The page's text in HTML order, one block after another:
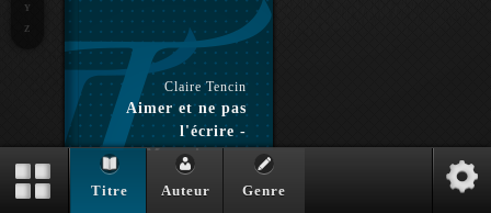
Claire Tencin
Aimer et ne pas
l'écrire -
Montaigne et
Roman
Y
Z
Titre Auteur Genre